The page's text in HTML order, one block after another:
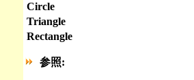
Circle
Triangle
Rectangle
参照: